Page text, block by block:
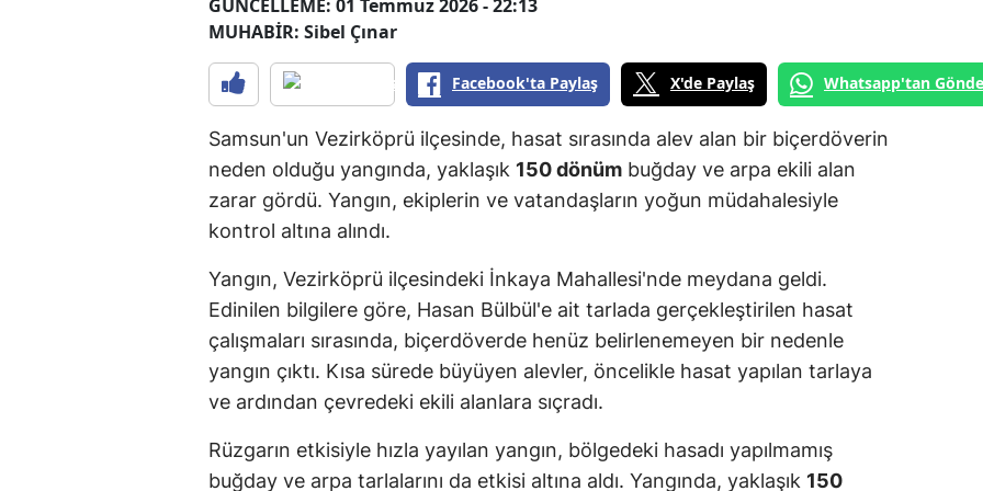
GÜNCELLEME: 01 Temmuz 2026 - 22:13
MUHABİR: Sibel Çınar
Facebook'ta Paylaş X'de Paylaş Whatsapp'tan
Samsun'un Vezirköprü ilçesinde, hasat sırasında alev alan bir biçerdöverin
neden olduğu yangında, yaklaşık 150 dönüm buğday ve arpa ekili alan
zarar gördü. Yangın, ekiplerin ve vatandaşların yoğun müdahalesiyle
kontrol altına alındı.
Yangın, Vezirköprü ilçesindeki İnkaya Mahallesi'nde meydana geldi.
Edinilen bilgilere göre, Hasan Bülbül'e ait tarlada gerçekleştirilen hasat
çalışmaları sırasında, biçerdöverde henüz belirlenemeyen bir nedenle
yangın çıktı. Kısa sürede büyüyen alevler, öncelikle hasat yapılan tarlaya
ve ardından çevredeki ekili alanlara sıçradı.
Rüzgarın etkisiyle hızla yayılan yangın, bölgedeki hasadı yapılmamış
buğday ve arpa tarlalarını da etkisi altına aldı. Yangında, yaklaşık 150